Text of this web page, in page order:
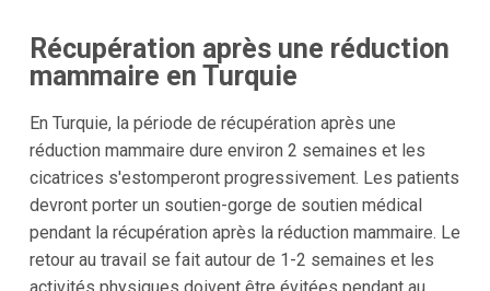
Récupération après une réduction
mammaire en Turquie
En Turquie, la période de récupération après une
réduction mammaire dure environ 2 semaines et les
cicatrices s'estomperont progressivement. Les patients
devront porter un soutien-gorge de soutien médical
pendant la récupération après la réduction mammaire. Le
retour au travail se fait autour de 1-2 semaines et les